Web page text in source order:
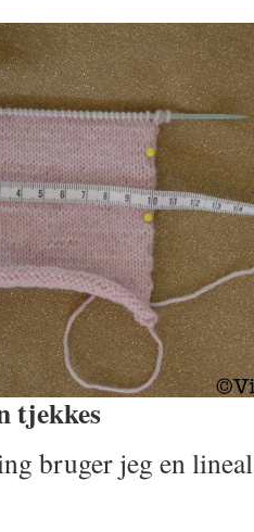
tjekkes
bruger jeg en